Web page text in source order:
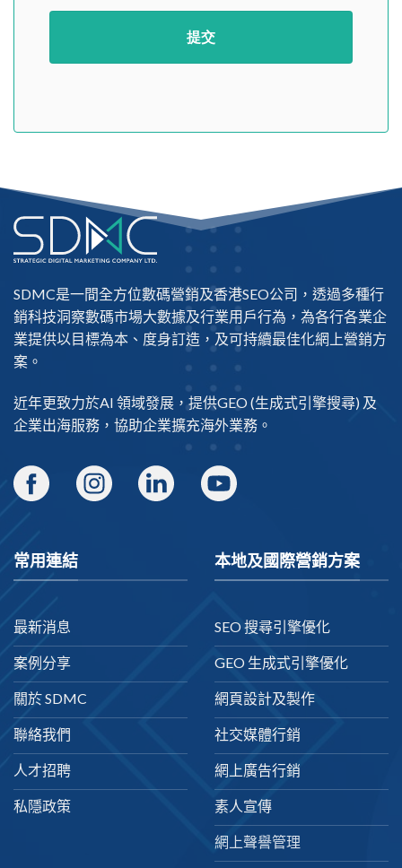
SDMC是一間全方位數碼營銷及香港SEO公司 ，透過多種行
銷科技洞察數碼市場大數據及行業用戶行為，為各行各業企
業提供以目標為本、度身訂造，及可持續最佳化網上營銷方
案。
近年更致力於AI 領域發展，提供GEO(生成式引擎搜尋) 及
企業出海服務，協助企業擴充海外業務。
常用連結
最新消息
案例分享
關於 SDMC
聯絡我們
人才招聘
私隱政策
本地及國際營銷方案
SEO 搜尋引擎優化
GEO 生成式引擎優化
網頁設計及製作
社交媒體行銷
網上廣告行銷
素人宣傳
網上聲譽管理